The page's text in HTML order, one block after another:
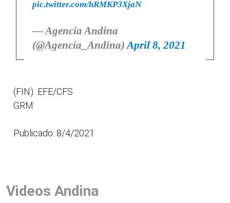
pic.twitter.com/hRMKP3XjaN
— Agencia Andina
(@Agencia_Andina) April 8, 2021
(FIN) EFE/CFS
GRM
Publicado: 8/4/2021
Videos Andina